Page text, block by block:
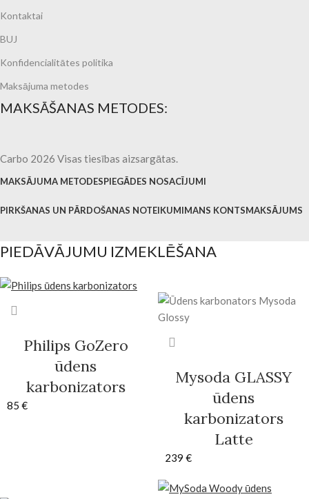
Kontaktai
BUJ
Konfidencialitātes politika
Maksājuma metodes
MAKSĀŠANAS METODES:
Carbo 2026 Visas tiesības aizsargātas.
MAKSĀJUMA METODESPIEGĀDES NOSACĪJUMI
PIRKŠANAS UN PĀRDOŠANAS NOTEIKUMIMANS KONTSMAKSĀJUMS
PIEDĀVĀJUMU IZMEKLĒŠANA
Philips GoZero
ūdens
karbonizators
85 €
Mysoda GLASSY
ūdens
karbonizators
Latte
239 €